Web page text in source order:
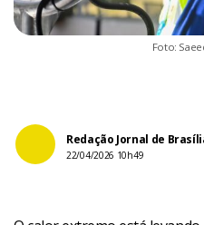
Foto:
Redação Jornal de
22/04/2026 10h49